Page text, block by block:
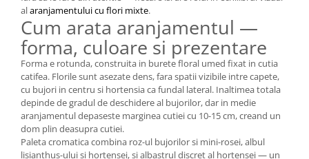
alaranjamentului cu flori mixte.
Cum arata aranjamentul —
forma, culoare si prezentare
Forma e rotunda, construita in burete floral umed fixat in cutia
catifea. Florile sunt asezate dens, fara spatii vizibile intre capete,
cu bujori in centru si hortensia ca fundal lateral. Inaltimea totala
depinde de gradul de deschidere al bujorilor, dar in medie
aranjamentul depaseste marginea cutiei cu 10-15 cm, creand un
dom plin deasupra cutiei.
Paleta cromatica combina roz-ul bujorilor si mini-rosei, albul
lisianthus-ului si hortensei, si albastrul discret al hortensei — un